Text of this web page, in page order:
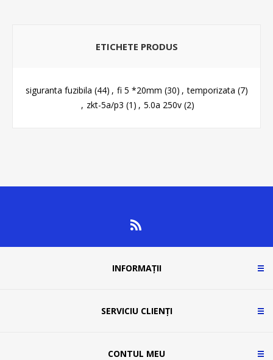
ETICHETE PRODUS
siguranta fuzibila (44) , fi 5 *20mm (30) , temporizata (7)
, zkt-5a/p3 (1) , 5.0a 250v (2)
INFORMAȚII
SERVICIU CLIENȚI
CONTUL MEU